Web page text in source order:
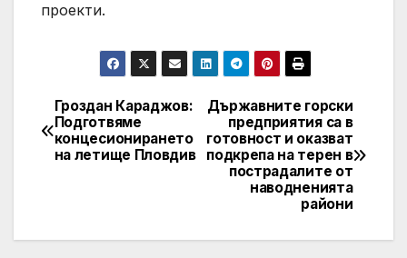
проекти.
Post
navigation
Държавните горски
предприятия са в
готовност и оказват
подкрепа на терен в
пострадалите от
наводненията
райони
Гроздан Караджов:
Подготвяме
концесионирането
на летище Пловдив